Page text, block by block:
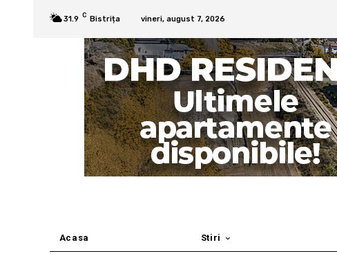
31.9 C Bistrița vineri, august 7, 2026
Acasa Stiri